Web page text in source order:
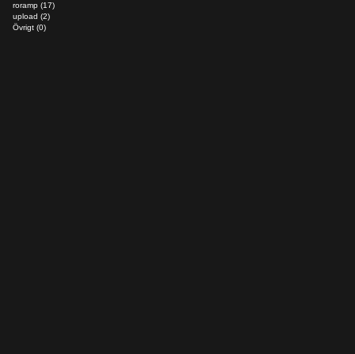
roramp (17)
upload (2)
Övrigt (0)